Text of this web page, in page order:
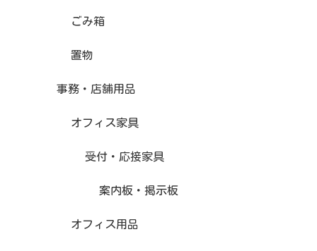
ごみ箱
置物
事務・店舗用品
オフィス家具
受付・応接家具
案内板・掲示板
オフィス用品